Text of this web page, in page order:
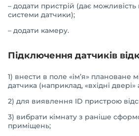
– додати пристрій (дає
системи датчики);
– додати камеру.
Підключення датчиків
1) внести в поле «ім’я» плановане
датчика (наприклад, «вхідні двері»
2) для виявлення ID пристрою
3) вибрати кімнату з раніше
приміщень;